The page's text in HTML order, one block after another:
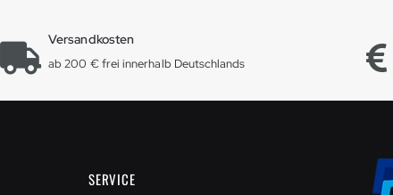
Versandkosten
ab 200 € frei innerhalb Deutschlands
SERVICE